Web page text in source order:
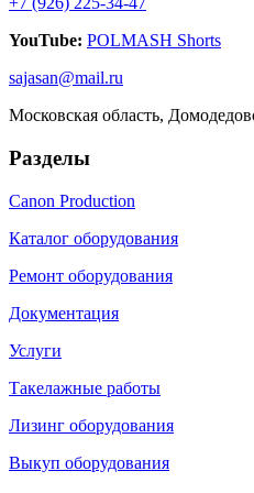
YouTube: POLMASH Shorts
sajasan@mail.ru
Московская область,
Разделы
Canon Production
Каталог оборудования
Ремонт оборудования
Документация
Услуги
Такелажные работы
Лизинг оборудования
Выкуп оборудования